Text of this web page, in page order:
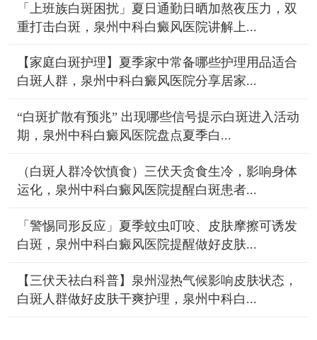
「上班族白斑困扰」夏日通勤日晒加熬夜压力，双
重打击白斑，泉州中科白癜风医院讲解上...
【家庭白斑护理】夏季家中常备哪些护理用品适合
白斑人群，泉州中科白癜风医院分享居家...
“白斑扩散有预兆” 出现哪些信号提示白斑进入活动
期，泉州中科白癜风医院盘点夏季白...
（白斑人群冷饮慎食）三伏天贪食生冷，影响身体
运化，泉州中科白癜风医院提醒白斑患者...
「警惕同形反应」夏季蚊虫叮咬、皮肤摩擦可诱发
白斑，泉州中科白癜风医院提醒做好皮肤...
【三伏天祛白科普】泉州湿热气候影响皮肤状态，
白斑人群做好皮肤干爽护理，泉州中科白...